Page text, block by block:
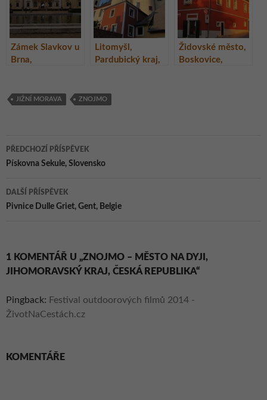
Zámek Slavkov u
Brna,
Litomyšl,
Pardubický kraj,
Židovské město,
Boskovice,
JIŽNÍ MORAVA ZNOJMO
Navigace
pro
příspěvky
PŘEDCHOZÍ PŘÍSPĚVEK
Pískovna Sekule, Slovensko
DALŠÍ PŘÍSPĚVEK
Pivnice Dulle Griet, Gent, Belgie
1 KOMENTÁŘ U „ZNOJMO – MĚSTO NA DYJI,
JIHOMORAVSKÝ KRAJ, ČESKÁ REPUBLIKA“
Pingback: Festival outdoorových filmů 2014 -
ŽivotNaCestách.cz
KOMENTÁŘE